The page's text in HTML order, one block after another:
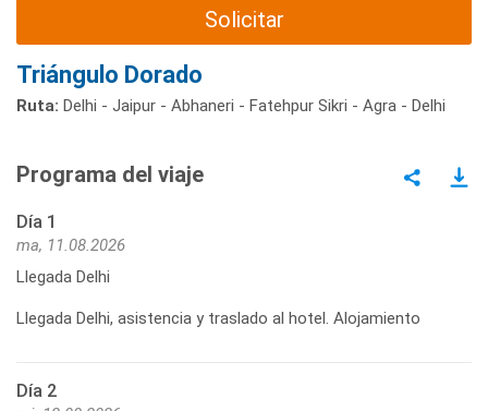
Solicitar
Triángulo Dorado
Ruta: Delhi - Jaipur - Abhaneri - Fatehpur Sikri - Agra - Delhi
Programa del viaje
Día 1
ma, 11.08.2026
Llegada Delhi
Llegada Delhi, asistencia y traslado al hotel. Alojamiento
Día 2